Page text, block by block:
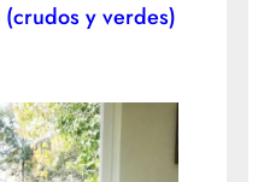
(crudos y verdes)